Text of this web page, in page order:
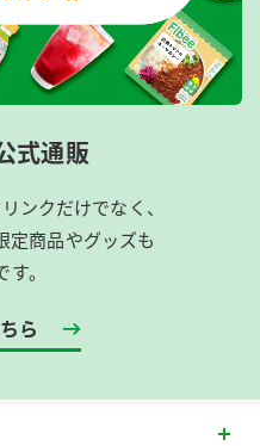
式通販
ンクだけでなく、
定商品やグッズも
。
ら